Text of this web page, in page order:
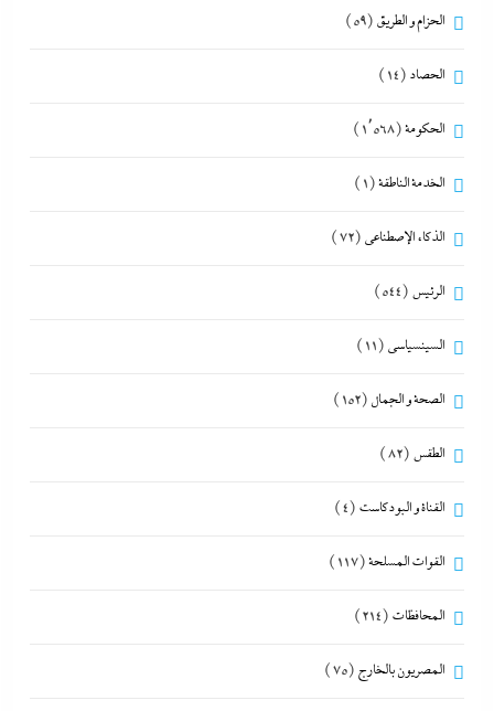
الحزام و الطريق (59)
الحصاد (14)
الحكومة(1٬568)
الخدمة الناطقة(1)
الذكاء الإصطناعي (72)
الرئيس (544)
السينسياسي (11)
الصحة و الجمال (152)
الطقس (82)
القناة و البودكاست (4)
القوات المسلحة(117)
المحافظات (214)
المصريون بالخارج (75)